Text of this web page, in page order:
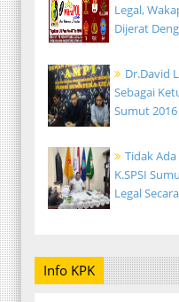
Legal,
Dijerat
Dr.David
Sebagai
Sumut 2016
Tidak Ada
K.SPSI
Legal
Info KPK